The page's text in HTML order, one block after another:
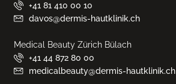
+41 81 410 00 10
davos@dermis-hautklinik.ch
Medical Beauty Zürich Bülach
+41 44 872 80 00
medicalbeauty@dermis-hautklinik.ch